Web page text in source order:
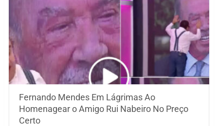
Fernando Mendes Em Lágrimas Ao
Homenagear o Amigo Rui Nabeiro No Preço
Certo